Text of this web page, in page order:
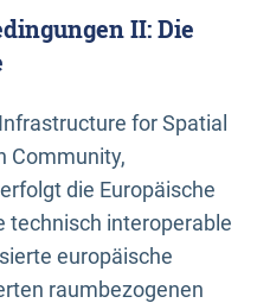
II: Die
for Spatial
Community,
die Europäische
technisch interoperable
europäische
raumbezogenen